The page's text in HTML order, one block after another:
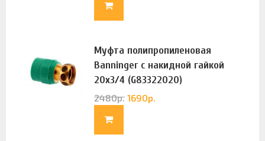
Муфта полипропиленовая
Banninger с накидной гайкой
20х3/4 (G83322020)
2480р. 1690р.